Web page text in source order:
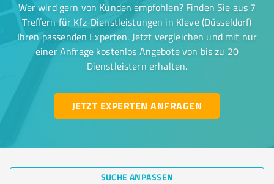
Wer wird gern von Kunden empfohlen? Finden Sie aus 7
Treffern für Kfz-Dienstleistungen in Kleve (Düsseldorf)
Ihren passenden Experten. Jetzt vergleichen und mit nur
einer Anfrage kostenlos Angebote von bis zu 20
Dienstleistern erhalten.
JETZT EXPERTEN ANFRAGEN
SUCHE ANPASSEN